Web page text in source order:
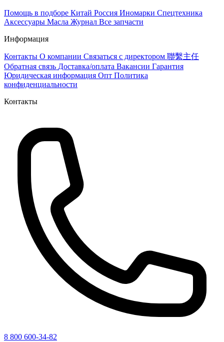
Помощь в подборе Китай Россия Иномарки Спецтехника
Аксессуары Масла Журнал Все запчасти
Информация
Контакты О компании Связаться с директором 聯繫主任
Обратная связь Доставка/оплата Вакансии Гарантия
Юридическая информация Опт Политика
конфиденциальности
Контакты
8 800 600-34-82